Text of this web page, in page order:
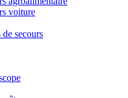
voiture
de secours